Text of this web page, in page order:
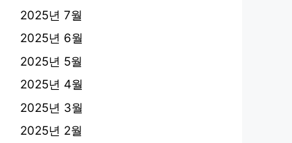
2025년 7월
2025년 6월
2025년 5월
2025년 4월
2025년 3월
2025년 2월